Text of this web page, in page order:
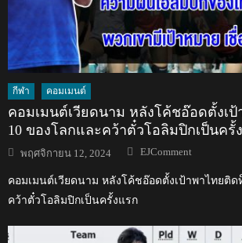
กีฬา คอมเมนต์
คอมเมนต์เวียดนาม หลังโค้ชอ๊อดตั้งเ
10 ของโลกและคว้าตั๋วโอลิมปิกเป็นครั้
Posted
on
พฤศจิกายน 12, 2024 Author
EJComment
คอมเมนต์เวียดนาม หลังโค้ชอ๊อดตั้งเป้าพาไทยติด
คว้าตั๋วโอลิมปิกเป็นครั้งแรก